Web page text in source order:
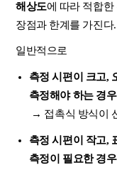
해상도에 따라 적합한
장점과 한계를 가진다.
일반적으로
측정 시편이 크고,
측정해야 하는 경우
→ 접촉식 방식이
측정 시편이 작고,
측정이 필요한 경우